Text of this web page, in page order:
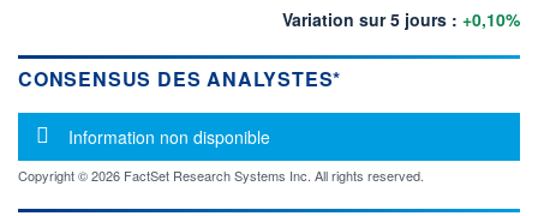
Variation sur 5 jours : +0,10%
CONSENSUS DES ANALYSTES*
Message d'information
Information non disponible
Copyright © 2026 FactSet Research Systems Inc. All rights reserved.